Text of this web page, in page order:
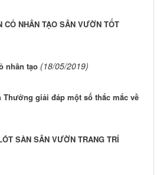
NHÂN TẠO SÂN VƯỜN TỐT
nhân tạo (18/05/2019)
Thưởng giải đáp một số thắc mắc về
SÀN SÂN VƯỜN TRANG TRÍ